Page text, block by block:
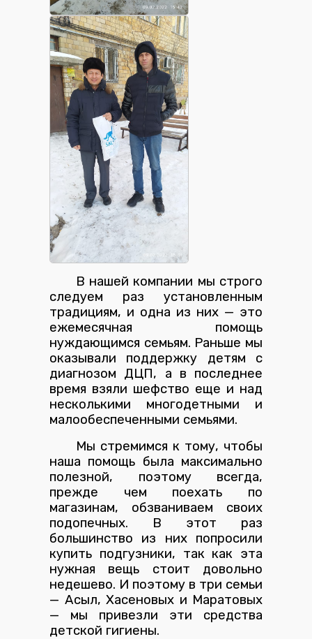
В нашей компании мы строго
следуем раз установленным
традициям, и одна из них — это
ежемесячная помощь
нуждающимся семьям. Раньше мы
оказывали поддержку детям с
диагнозом ДЦП, а в последнее
время взяли шефство еще и над
несколькими многодетными и
малообеспеченными семьями.
Мы стремимся к тому, чтобы
наша помощь была максимально
полезной, поэтому всегда,
прежде чем поехать по
магазинам, обзваниваем своих
подопечных. В этот раз
большинство из них попросили
купить подгузники, так как эта
нужная вещь стоит довольно
недешево. И поэтому в три семьи
— Асыл, Хасеновых и Маратовых
— мы привезли эти средства
детской гигиены.